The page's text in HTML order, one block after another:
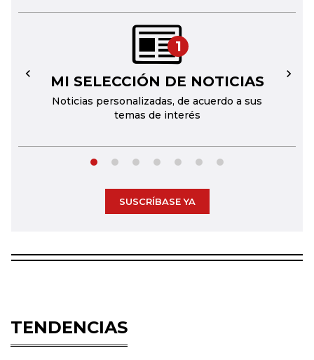
1
MI SELECCIÓN DE NOTICIAS
Noticias personalizadas, de acuerdo a sus
temas de interés
← →
SUSCRÍBASE YA
TENDENCIAS